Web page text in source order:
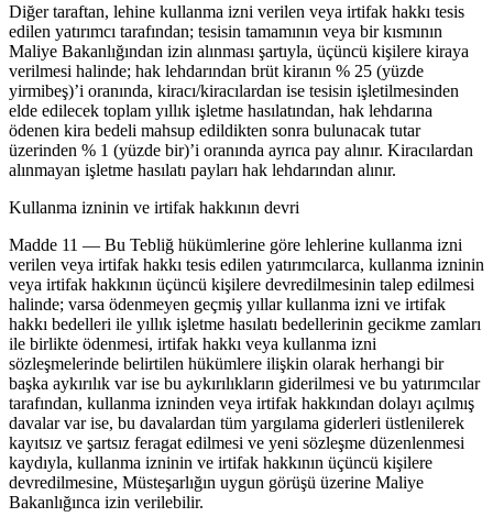
Diğer taraftan, lehine kullanma izni verilen veya irtifak hakkı tesis
edilen yatırımcı tarafından; tesisin tamamının veya bir kısmının
Maliye Bakanlığından izin alınması şartıyla, üçüncü kişilere kiraya
verilmesi halinde; hak lehdarından brüt kiranın % 25 (yüzde
yirmibeş)’i oranında, kiracı/kiracılardan ise tesisin işletilmesinden
elde edilecek toplam yıllık işletme hasılatından, hak lehdarına
ödenen kira bedeli mahsup edildikten sonra bulunacak tutar
üzerinden % 1 (yüzde bir)’i oranında ayrıca pay alınır. Kiracılardan
alınmayan işletme hasılatı payları hak lehdarından alınır.
Kullanma izninin ve irtifak hakkının devri
Madde 11 — Bu Tebliğ hükümlerine göre lehlerine kullanma izni
verilen veya irtifak hakkı tesis edilen yatırımcılarca, kullanma izninin
veya irtifak hakkının üçüncü kişilere devredilmesinin talep edilmesi
halinde; varsa ödenmeyen geçmiş yıllar kullanma izni ve irtifak
hakkı bedelleri ile yıllık işletme hasılatı bedellerinin gecikme zamları
ile birlikte ödenmesi, irtifak hakkı veya kullanma izni
sözleşmelerinde belirtilen hükümlere ilişkin olarak herhangi bir
başka aykırılık var ise bu aykırılıkların giderilmesi ve bu yatırımcılar
tarafından, kullanma izninden veya irtifak hakkından dolayı açılmış
davalar var ise, bu davalardan tüm yargılama giderleri üstlenilerek
kayıtsız ve şartsız feragat edilmesi ve yeni sözleşme düzenlenmesi
kaydıyla, kullanma izninin ve irtifak hakkının üçüncü kişilere
devredilmesine, Müsteşarlığın uygun görüşü üzerine Maliye
Bakanlığınca izin verilebilir.